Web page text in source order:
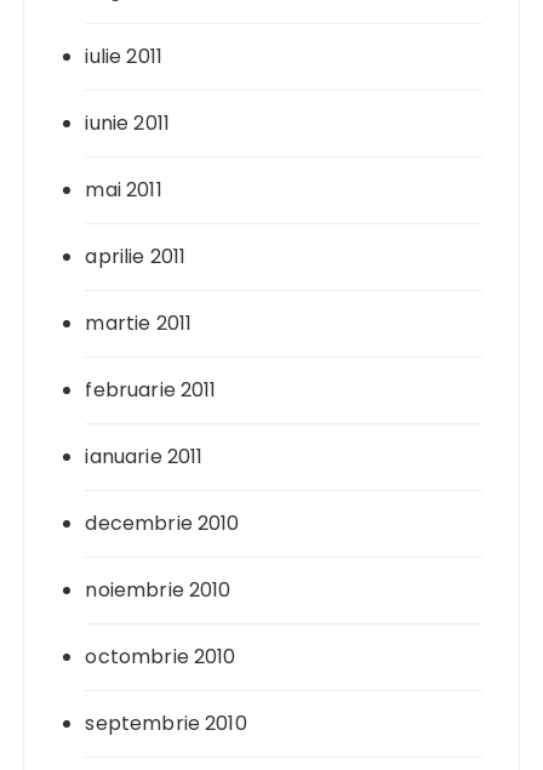
iulie 2011
iunie 2011
mai 2011
aprilie 2011
martie 2011
februarie 2011
ianuarie 2011
decembrie 2010
noiembrie 2010
octombrie 2010
septembrie 2010